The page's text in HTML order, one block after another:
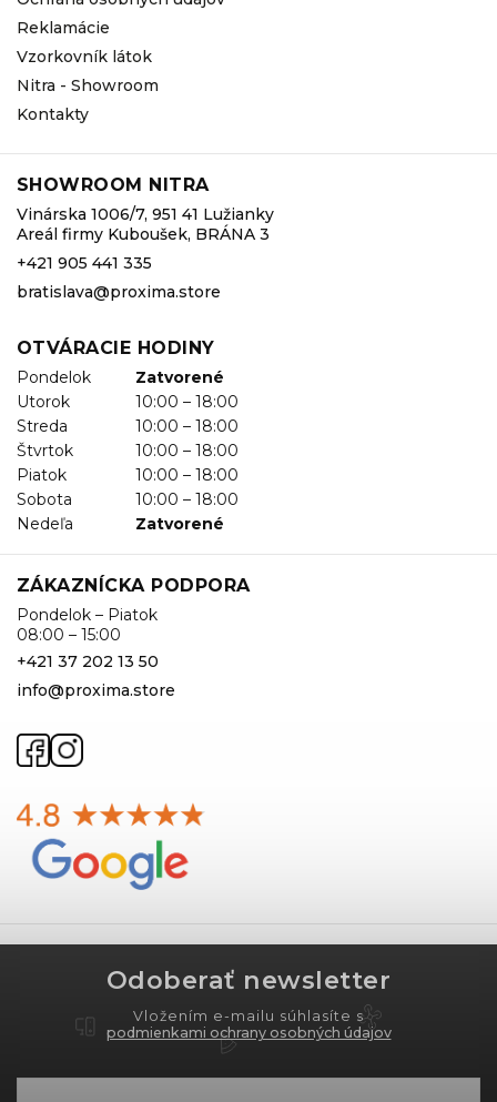
Reklamácie
Vzorkovník látok
Nitra - Showroom
Kontakty
SHOWROOM NITRA
Vinárska 1006/7, 951 41 Lužianky
Areál firmy Kuboušek, BRÁNA 3
+421 905 441 335
bratislava@proxima.store
OTVÁRACIE HODINY
Pondelok
Zatvorené
Utorok
10:00 – 18:00
Streda
10:00 – 18:00
Štvrtok
10:00 – 18:00
Piatok
10:00 – 18:00
Sobota
10:00 – 18:00
Nedeľa
Zatvorené
ZÁKAZNÍCKA PODPORA
Pondelok – Piatok
08:00 – 15:00
+421 37 202 13 50
info@proxima.store
Odoberať newsletter
Vložením e-mailu súhlasíte s
podmienkami ochrany osobných údajov